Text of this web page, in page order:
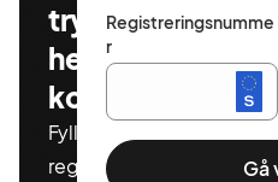
tryggt och
helt
kostnadsfritt
Fyll i ditt
registeringnummer
Registreringsnumme
r
Gå